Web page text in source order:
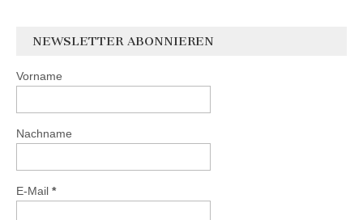
NEWSLETTER ABONNIEREN
Vorname
Nachname
E-Mail *